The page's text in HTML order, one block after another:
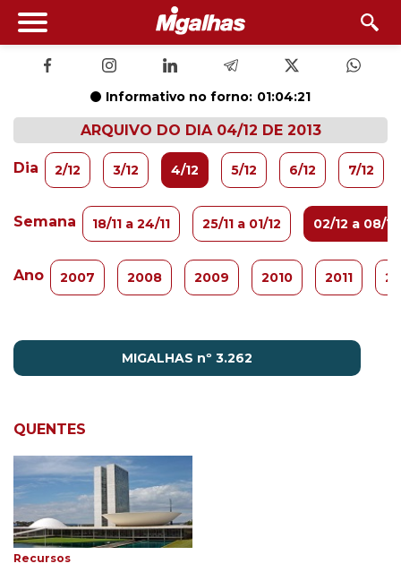
Informativo no forno: 01:04:20
ARQUIVO DO DIA 04/12 DE 2013
Dia 2/12 3/12 4/12 5/12 6/12 7/12
Semana 18/11 a 24/11 25/11 a 01/12 02/12 a 08/12
Ano 2007 2008 2009 2010 2011
MIGALHAS nº 3.262
QUENTES
Recursos